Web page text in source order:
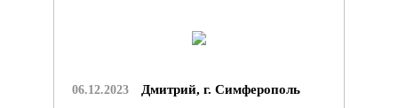
06.12.2023 Дмитрий, г. Симферополь